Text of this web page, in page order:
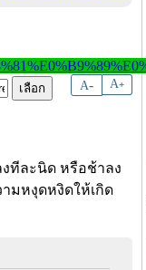
A- A+
งทีละนิด หรือช้าลง
มหงุดหงิดให้เกิด